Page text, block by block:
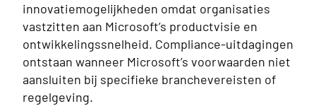
innovatiemogelijkheden omdat organisaties
vastzitten aan Microsoft’s productvisie en
ontwikkelingssnelheid. Compliance-uitdagingen
ontstaan wanneer Microsoft’s voorwaarden niet
aansluiten bij specifieke branchevereisten of
regelgeving.